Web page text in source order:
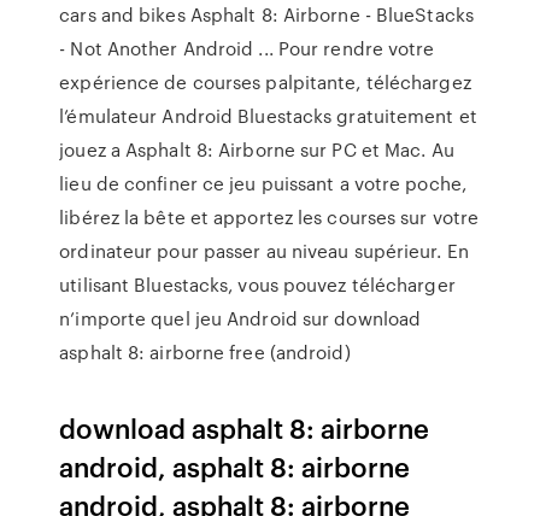
cars and bikes Asphalt 8: Airborne - BlueStacks
- Not Another Android ... Pour rendre votre
expérience de courses palpitante, téléchargez
l’émulateur Android Bluestacks gratuitement et
jouez a Asphalt 8: Airborne sur PC et Mac. Au
lieu de confiner ce jeu puissant a votre poche,
libérez la bête et apportez les courses sur votre
ordinateur pour passer au niveau supérieur. En
utilisant Bluestacks, vous pouvez télécharger
n’importe quel jeu Android sur download
asphalt 8: airborne free (android)
download asphalt 8: airborne
android, asphalt 8: airborne
android, asphalt 8: airborne